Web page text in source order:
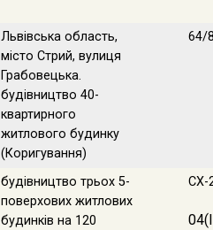
Львівська область,
місто Стрий, вулиця
Грабовецька.
будівництво 40-
квартирного
житлового будинку
(Коригування)
64/
будівництво трьох 5-
поверхових житлових
будинків на 120
СХ-